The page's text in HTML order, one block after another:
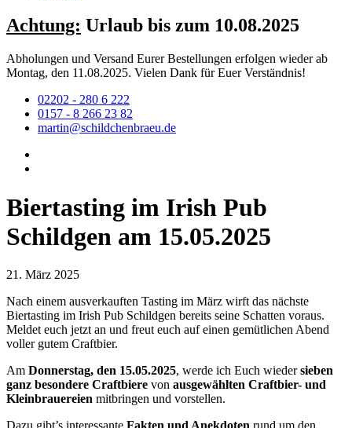
Achtung: Urlaub bis zum 10.08.2025
Abholungen und Versand Eurer Bestellungen erfolgen wieder ab
Montag, den 11.08.2025. Vielen Dank für Euer Verständnis!
02202 - 280 6 222
0157 - 8 266 23 82
martin@schildchenbraeu.de
Biertasting im Irish Pub
Schildgen am 15.05.2025
21. März 2025
Nach einem ausverkauften Tasting im März wirft das nächste
Biertasting im Irish Pub Schildgen bereits seine Schatten voraus.
Meldet euch jetzt an und freut euch auf einen gemütlichen Abend
voller gutem Craftbier.
Am Donnerstag, den 15.05.2025, werde ich Euch wiedersieben
ganz besondere Craftbiere von ausgewählten Craftbier- und
Kleinbrauereien mitbringen und vorstellen.